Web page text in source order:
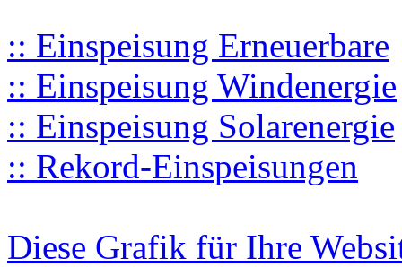
:: Einspeisung Erneuerbare
:: Einspeisung Windenergie
:: Einspeisung Solarenergie
:: Rekord-Einspeisungen
Diese Grafik für Ihre